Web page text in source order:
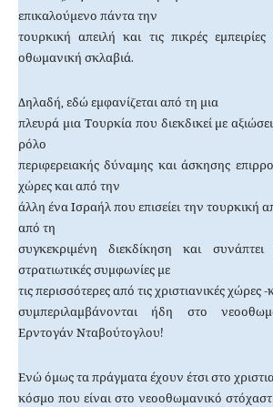
επικαλούμενο πάντα την
τουρκική απειλή και τις πικρές
οθωμανική σκλαβιά.
Δηλαδή, εδώ εμφανίζεται από τη μια
πλευρά μια Τουρκία που διεκδικεί με
ρόλο
περιφερειακής δύναμης και άσκησης
χώρες και από την
άλλη ένα Ισραήλ που επισείει την τουρκική
από τη
συγκεκριμένη διεκδίκηση και
στρατιωτικές συμφωνίες με
τις περισσότερες από τις χριστιανικές χώρες
συμπεριλαμβάνονται ήδη στο
Ερντογάν Νταβούτογλου!
Ενώ όμως τα πράγματα έχουν έτσι στο
κόσμο που είναι στο νεοοθωμανικό